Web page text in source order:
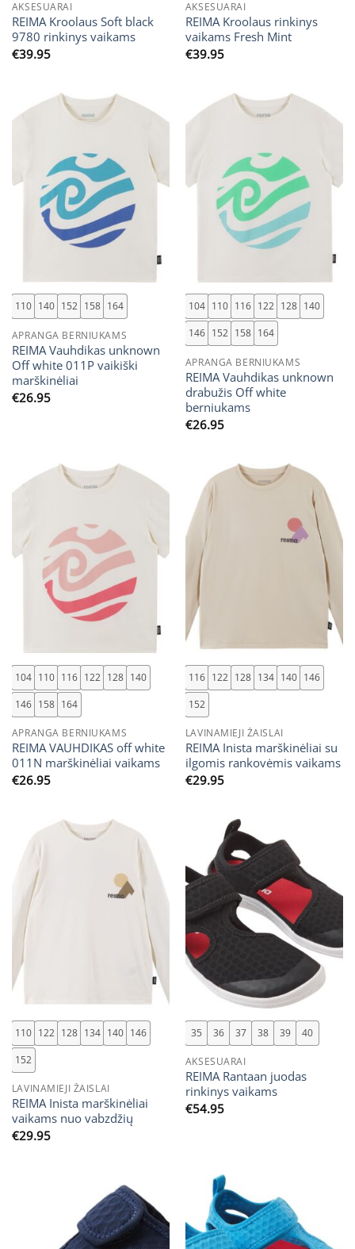
AKSESUARAI
REIMA Kroolaus Soft black
9780 rinkinys vaikams
€39.95
AKSESUARAI
REIMA Kroolaus rinkinys
vaikams Fresh Mint
€39.95
110 140 152 158 164
APRANGA BERNIUKAMS
REIMA Vauhdikas unknown
Off white 011P vaikiški
marškinėliai
€26.95
104 110 116 122 128 140
146 152 158 164
APRANGA BERNIUKAMS
REIMA Vauhdikas unknown
drabužis Off white
berniukams
€26.95
104 110 116 122 128 140
146 158 164
APRANGA BERNIUKAMS
REIMA VAUHDIKAS off white
011N marškinėliai vaikams
€26.95
116 122 128 134 140 146
152
LAVINAMIEJI ŽAISLAI
REIMA Inista marškinėliai su
ilgomis rankovėmis vaikams
€29.95
110 122 128 134 140 146
152
LAVINAMIEJI ŽAISLAI
REIMA Inista marškinėliai
vaikams nuo vabzdžių
€29.95
35 36 37 38 39 40
AKSESUARAI
REIMA Rantaan juodas
rinkinys vaikams
€54.95